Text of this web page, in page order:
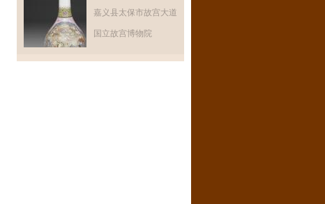
嘉义县太保市故宫大道
888号
国立故宫博物院